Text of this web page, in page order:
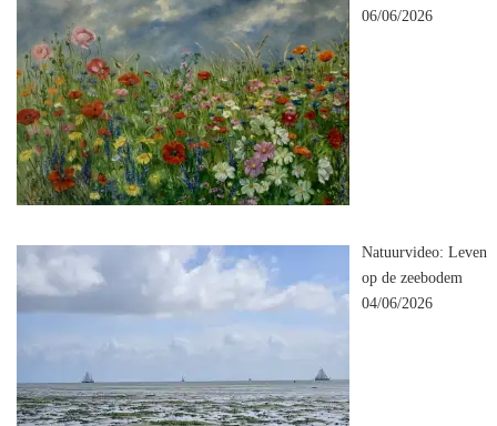
06/06/2026
Natuurvideo: Leven
op de zeebodem
04/06/2026